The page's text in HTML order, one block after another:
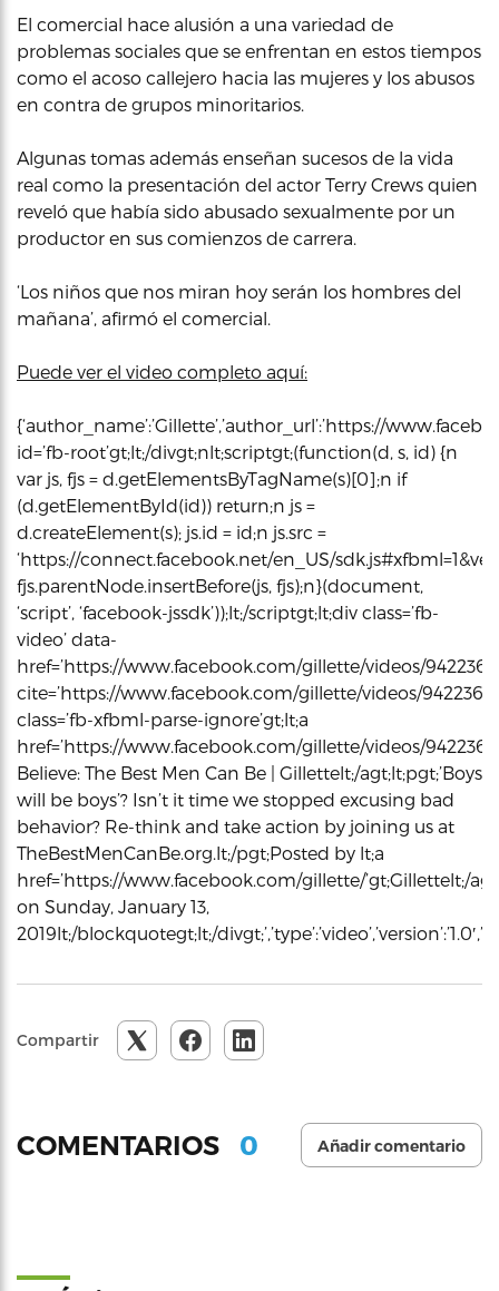
El comercial hace alusión a una variedad de
problemas sociales que se enfrentan en estos tiempos
como el acoso callejero hacia las mujeres y los abusos
en contra de grupos minoritarios.
Algunas tomas además enseñan sucesos de la vida
real como la presentación del actor Terry Crews quien
reveló que había sido abusado sexualmente por un
productor en sus comienzos de carrera.
‘Los niños que nos miran hoy serán los hombres del
mañana’, afirmó el comercial.
Puede ver el video completo aquí:
{‘author_name’:’Gillette’,’author_url’:’https://
id=’fb-root’gt;lt;/divgt;nlt;scriptgt;(function(d, s, id) {n
var js, fjs = d.getElementsByTagName(s)[0];n if
(d.getElementById(id)) return;n js =
d.createElement(s); js.id = id;n js.src =
‘https://connect.facebook.net/en_US/
fjs.parentNode.insertBefore(js, fjs);n}(document,
‘script’, ‘facebook-jssdk’));lt;/scriptgt;lt;div class=’fb-
video’ data-
href=’https://www.facebook.com/gillette/videos/
cite=’https://www.facebook.com/gillette/videos/
class=’fb-xfbml-parse-ignore’gt;lt;a
href=’https://www.facebook.com/gillette/videos/
Believe: The Best Men Can Be | Gillettelt;/agt;lt;pgt;’Boys
will be boys’? Isn’t it time we stopped excusing bad
behavior? Re-think and take action by joining us at
TheBestMenCanBe.org.lt;/pgt;Posted by lt;a
href=’https://www.facebook.com/gillette/’gt;Gillettelt;/
on Sunday, January 13,
2019lt;/blockquotegt;lt;/
Compartir
COMENTARIOS 0 Añadir comentario